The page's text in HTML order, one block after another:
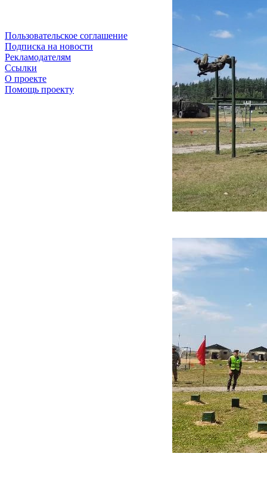
Пользовательское соглашение
Подписка на новости
Рекламодателям
Ссылки
О проекте
Помощь проекту